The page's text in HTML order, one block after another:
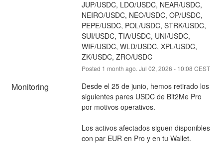
JUP/USDC, LDO/USDC, NEAR/USDC,
NEIRO/USDC, NEO/USDC, OP/USDC,
PEPE/USDC, POL/USDC, STRK/USDC,
SUI/USDC, TIA/USDC, UNI/USDC,
WIF/USDC, WLD/USDC, XPL/USDC,
ZK/USDC, ZRO/USDC
Posted 1 month ago. Jul 02, 2026 - 10:08 CEST
Monitoring
Desde el 25 de junio, hemos retirado los
siguientes pares USDC de Bit2Me Pro
por motivos operativos.
Los activos afectados siguen disponibles
con par EUR en Pro y en tu Wallet.